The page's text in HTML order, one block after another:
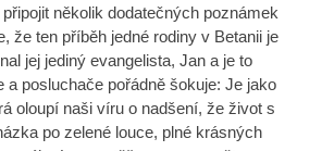
několik dodatečných poznámek
že ten příběh jedné rodiny v Betanii je
jej jediný evangelista, Jan a je to
a posluchače pořádně šokuje: Je jako
oloupí naši víru o nadšení, že život s
po zelené louce, plné krásných